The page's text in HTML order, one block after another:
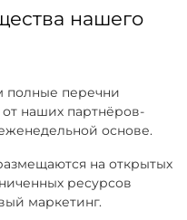
нашего
полные перечни
наших партнёров-
основе.
на открытых
ресурсов
маркетинг.